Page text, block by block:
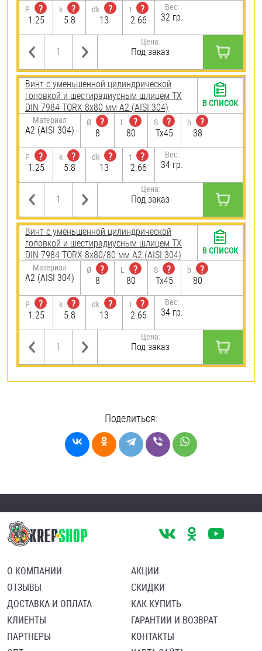
P
?
1.25
k
?
5.8
dk
?
13
t
?
2.66
Вес:
32 гр.
Цена:
Под заказ
Винт с уменьшенной цилиндрической
головкой и шестирадиусным шлицем TX
DIN 7984 TORX 8х80 мм А2 (AISI 304)
Материал
А2 (AISI 304)
Ø
?
8
L
?
80
S
?
Tx45
b
?
38
P
?
1.25
k
?
5.8
dk
?
13
t
?
2.66
Вес:
34 гр.
Цена:
Под заказ
В СПИСОК
Винт с уменьшенной цилиндрической
головкой и шестирадиусным шлицем TX
DIN 7984 TORX 8х80/80 мм А2 (AISI 304)
Материал
А2 (AISI 304)
Ø
?
8
L
?
80
S
?
Tx45
b
?
80
P
?
1.25
k
?
5.8
dk
?
13
t
?
2.66
Вес:
34 гр.
Цена:
Под заказ
В СПИСОК
Поделиться:
О КОМПАНИИ
ОТЗЫВЫ
ДОСТАВКА И ОПЛАТА
КЛИЕНТЫ
ПАРТНЕРЫ
АКЦИИ
СКИДКИ
КАК КУПИТЬ
ГАРАНТИИ И ВОЗВРАТ
КОНТАКТЫ